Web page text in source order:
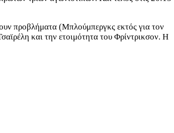
προβλήματα (Μπλούμπεργκς εκτός για τον
και την ετοιμότητα του Φρίντρικσον. Η